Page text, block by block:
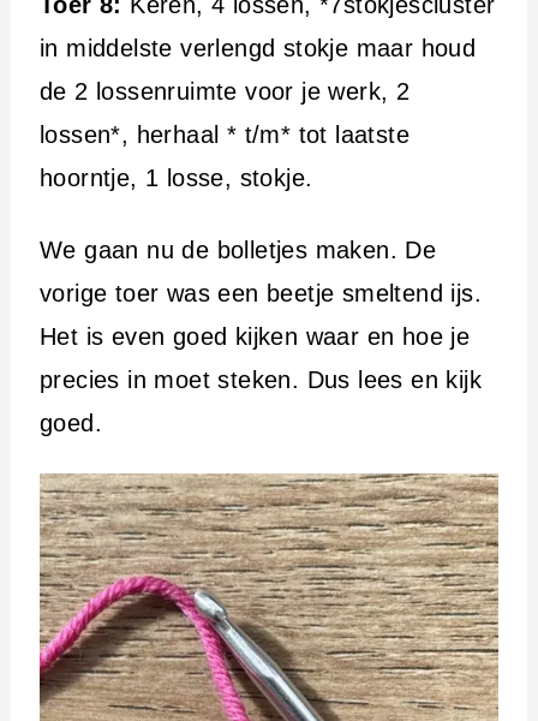
in middelste verlengd stokje maar houd
de 2 lossenruimte voor je werk, 2
lossen*, herhaal * t/m* tot laatste
hoorntje, 1 losse, stokje.
We gaan nu de bolletjes maken. De
vorige toer was een beetje smeltend ijs.
Het is even goed kijken waar en hoe je
precies in moet steken. Dus lees en kijk
goed.